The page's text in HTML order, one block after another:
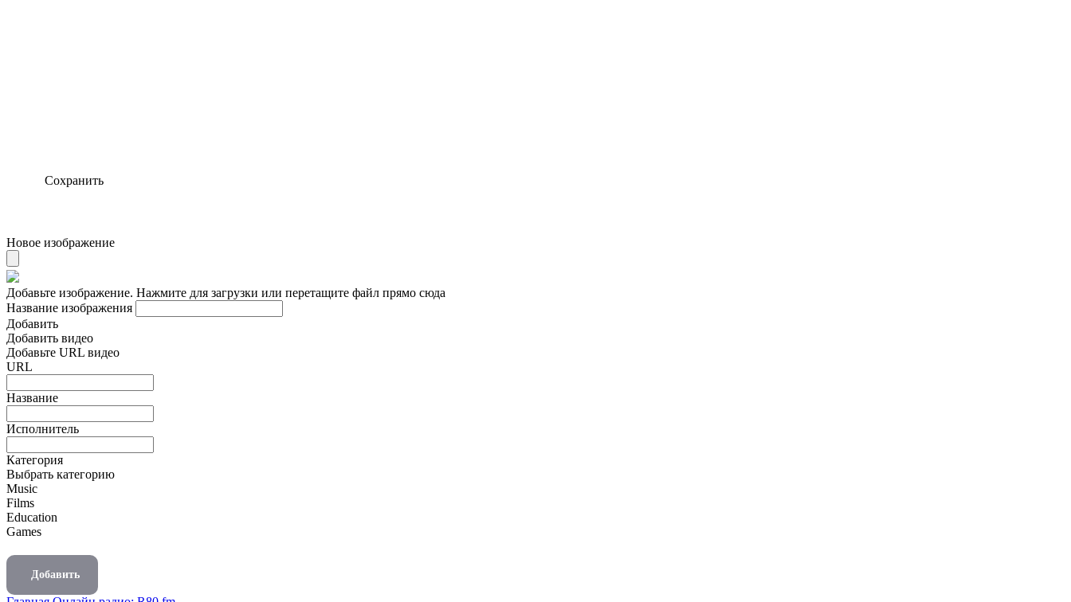
Сохранить
Новое изображение
Добавьте изображение. Нажмите для загрузки или перетащите файл прямо сюда
Название изображения
Добавить
Добавить видео
Добавьте URL видео
URL
Название
Исполнитель
Категория
Выбрать категорию
Music
Films
Education
Games
Добавить